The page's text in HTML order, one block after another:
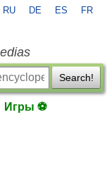
RU DE ES FR
Search!
Игры ⚽